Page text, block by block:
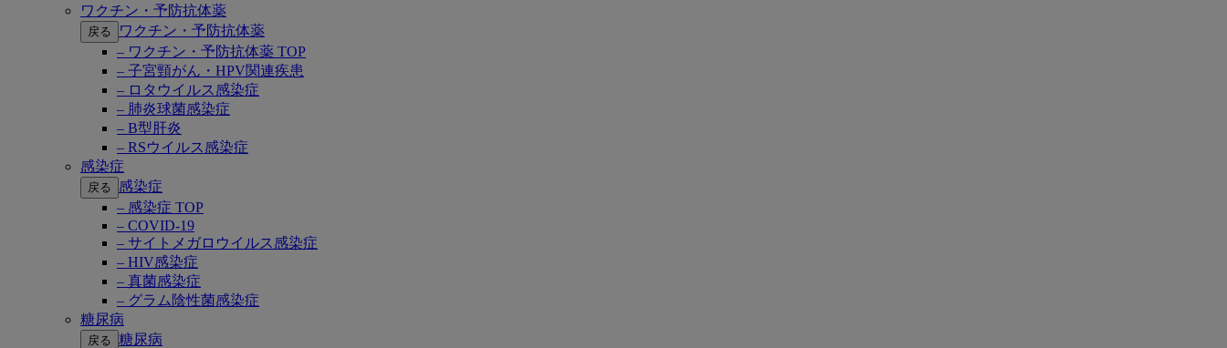
ワクチン・予防抗体薬
戻る
ワクチン・予防抗体薬
– ワクチン・予防抗体薬 TOP
– 子宮頸がん・HPV関連疾患
– ロタウイルス感染症
– 肺炎球菌感染症
– B型肝炎
– RSウイルス感染症
感染症
戻る
感染症
– 感染症 TOP
– COVID-19
– サイトメガロウイルス感染症
– HIV感染症
– 真菌感染症
– グラム陰性菌感染症
糖尿病
戻る 糖尿病